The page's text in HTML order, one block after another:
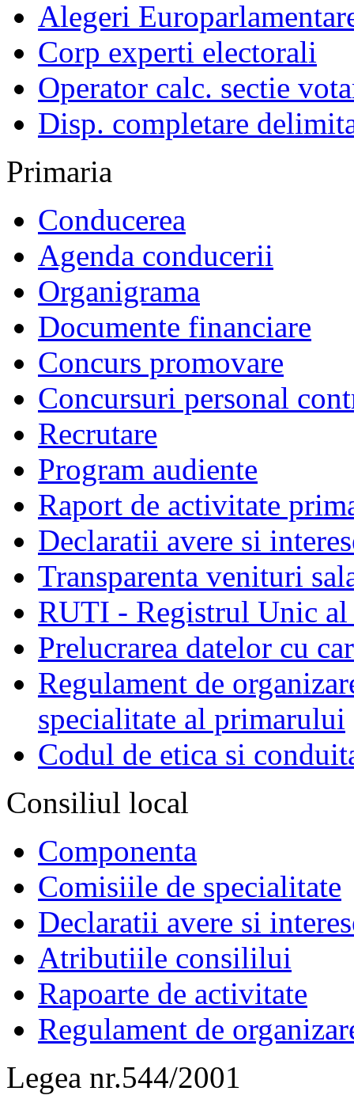
Alegeri
Corp experti electorali
Operator calc. sectie
Disp. completare
Primaria
Conducerea
Agenda conducerii
Organigrama
Documente financiare
Concurs promovare
Concursuri personal
Recrutare
Program audiente
Raport de activitate
Declaratii avere si
Transparenta venituri
RUTI - Registrul Unic al
Prelucrarea datelor cu
Regulament de
specialitate al primarului
Codul de etica si
Consiliul local
Componenta
Comisiile de specialitate
Declaratii avere si
Atributiile consililui
Rapoarte de activitate
Regulament de
Legea nr.544/2001